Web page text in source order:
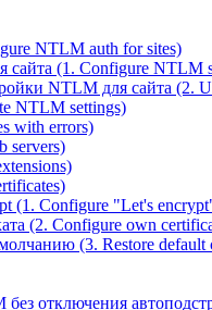
NTLM auth for sites)
(1. Configure NTLM
NTLM для сайта (2.
NTLM settings)
with errors)
servers)
(1. Configure "Let's
(2. Configure own
(3. Restore default
отключения